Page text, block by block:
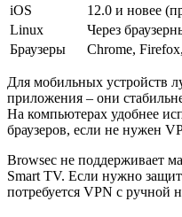
iOS
12.0 и новее
Linux
Через
Браузеры
Chrome,
Для мобильных устройств
приложения – они
На компьютерах удобнее
браузеров, если не нужен
Browsec не поддерживает
Smart TV. Если нужно
потребуется VPN с ручной